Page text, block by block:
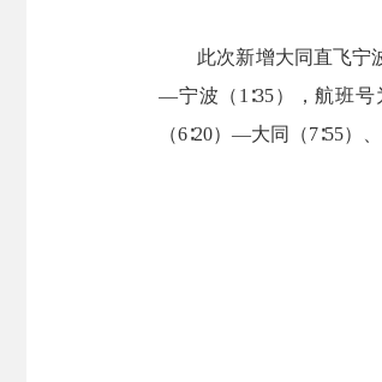
此次新增大同直飞宁波
—宁波（1∶35），航班号
（6∶20）—大同（7∶55）